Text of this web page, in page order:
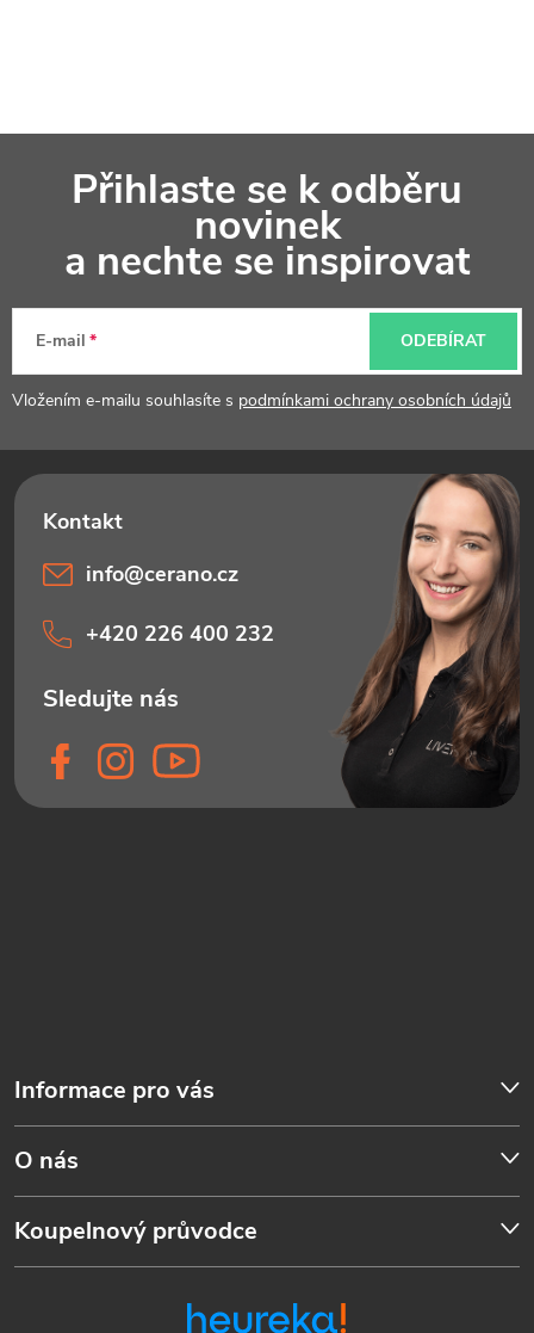
a
Přihlaste se k odběru
novinek
a nechte se inspirovat
E-mail
Vložením e-mailu souhlasíte s podmínkami ochrany osobních údajů
ODEBÍRAT
Informace pro vás
O nás
Koupelnový průvodce
info@cerano.cz
+420 226 400 232